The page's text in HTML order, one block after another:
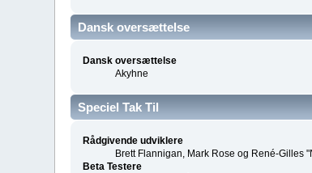
Dansk oversættelse
Dansk oversættelse
Akyhne
Speciel Tak Til
Rådgivende udviklere
Brett Flannigan, Mark Rose og René-Gilles
Beta Testere